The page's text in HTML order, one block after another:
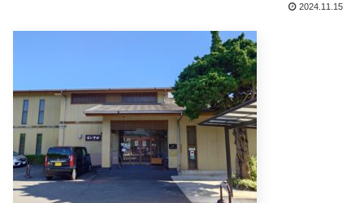
2024.11.15